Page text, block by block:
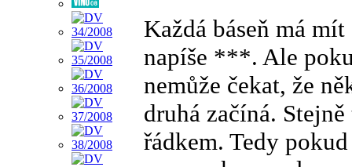
Každá báseň má
napíše ***. Ale
nemůže čekat, že
druhá začíná.
řádkem. Tedy